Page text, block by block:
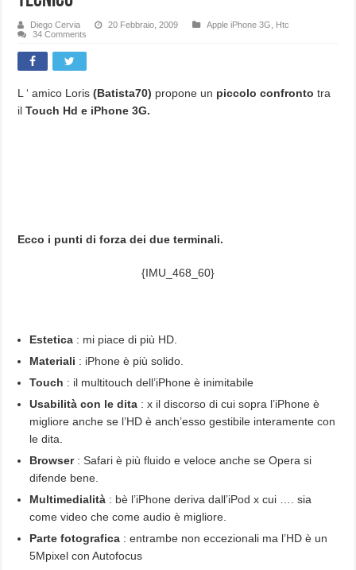
Diego Cervia 20 Febbraio, 2009 Apple iPhone 3G
Htc
34 Comments
L ‘ amico Loris(Batista70) propone un piccolo confronto tra
ilTouch Hd e iPhone 3G.
Ecco i punti di forza dei due terminali.
{IMU_468_60}
Estetica : mi piace di più HD.
Materiali : iPhone è più solido.
Touch : il multitouch dell’iPhone è inimitabile
Usabilità con le dita : x il discorso di cui sopra l’iPhone è
migliore anche se l’HD è anch’esso gestibile interamente con
le dita.
Browser: Safari è più fluido e veloce anche se Opera si
difende bene.
Multimedialità : bè l’iPhone deriva dall’iPod x cui …. sia
come video che come audio è migliore.
Parte fotografica : entrambe non eccezionali ma l’HD è un
5Mpixel con Autofocus